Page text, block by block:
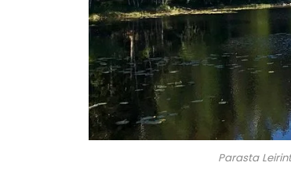
Parasta